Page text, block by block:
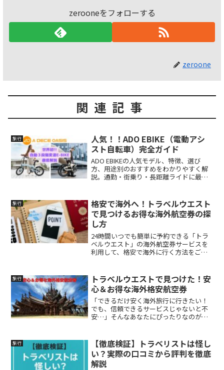
zerooneをフォローする
zeroone
関連記事
旅行
人気！！ADO EBIKE（電動アシ
スト自転車）完全ガイド
ADO EBIKEの人気モデル、特徴、選び
方、用途別のおすすめをわかりやすく解
説。通勤・街乗り・長距離ライドに最適
旅行
格安で海外へ！トラベルウエスト
で見つけるお得な海外航空券の探
し方
24時間いつでも簡単に予約できる「トラ
ベルウエスト」の海外航空券サービスを
利用して、格安で海外に行く方法をご紹
旅行
トラベルウエストで見つけた！安
心＆お得な海外格安航空券
「できるだけ安く海外旅行に行きたい！
でも、信頼できるサービスじゃないと不
安…」そんなあなたにぴったりなのが、
旅行
【徹底検証】トラベリストは怪し
い？実際の口コミから評判を徹底
解説